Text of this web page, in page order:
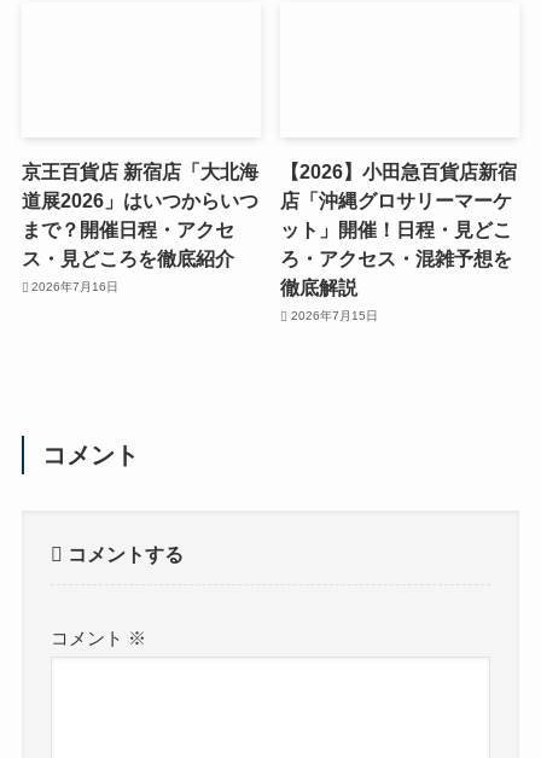
京王百貨店 新宿店「大北海
道展2026」はいつからいつ
まで？開催日程・アクセ
ス・見どころを徹底紹介
2026年7月16日
【2026】小田急百貨店新宿
店「沖縄グロサリーマーケ
ット」開催！日程・見どこ
ろ・アクセス・混雑予想を
徹底解説
2026年7月15日
コメント
コメントする
コメント ※